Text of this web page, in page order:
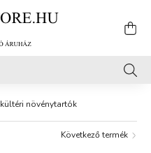
kültéri növénytartók
Következő termék